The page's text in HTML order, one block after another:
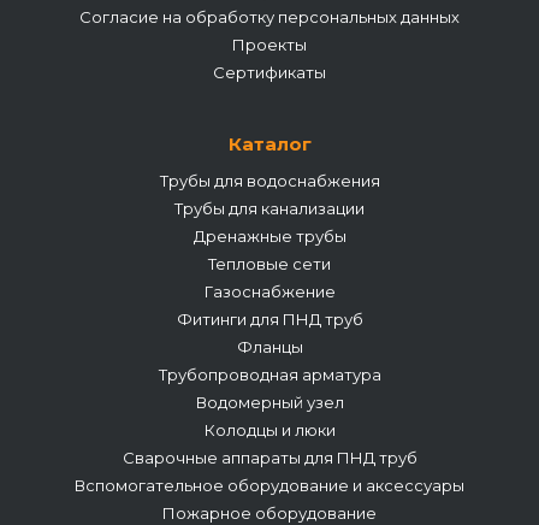
Согласие на обработку персональных данных
Проекты
Сертификаты
Каталог
Трубы для водоснабжения
Трубы для канализации
Дренажные трубы
Тепловые сети
Газоснабжение
Фитинги для ПНД труб
Фланцы
Трубопроводная арматура
Водомерный узел
Колодцы и люки
Сварочные аппараты для ПНД труб
Вспомогательное оборудование и аксессуары
Пожарное оборудование